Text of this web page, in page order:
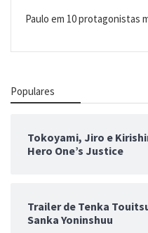
Paulo em 10 protagonistas
Populares
Tokoyami, Jiro e
Hero One’s Justice
Trailer de Tenka
Sanka Yoninshuu